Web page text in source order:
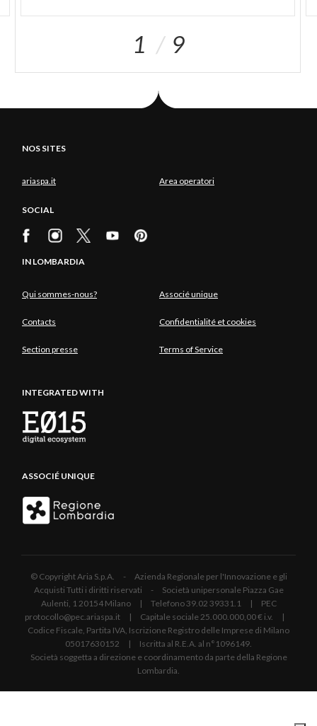
1 9
NOS SITES
ariaspa.it Area operatori
SOCIAL
IN LOMBARDIA
Qui sommes-nous? Associé unique
Contacts Confidentialité et cookies
Section presse Terms of Service
INTEGRATED WITH
ASSOCIÉ UNIQUE
© Copyright Aria S.p.A. - Azienda Regionale per l'Innovazione e gli
Acquisti Tutti i diritti riservati - Società unipersonale Piazza Gae
Aulenti, 1 20154 Milano | Telefono 39.02 39331.1 | PEC
protocollo@pec.ariaspa.it | Capitale sociale 25.000.000,00 € i.v. |
Codice Fiscale, Partita IVA, Iscrizione Registro delle Imprese di Milano
05017630152 | Iscritta al R.E.A. al n°1096149.
Società soggetta a direzione e coordinamento da parte della Regione
Lombardia.